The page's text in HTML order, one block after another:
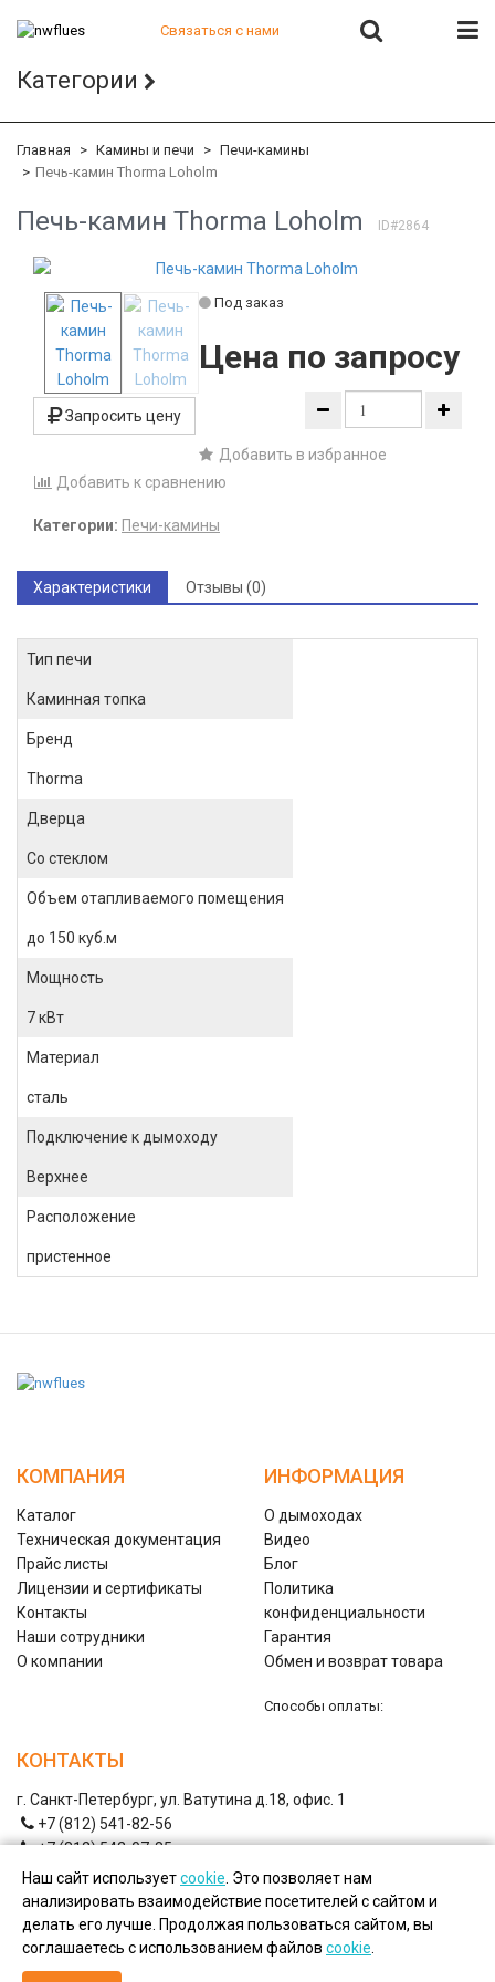
Связаться с нами
+7 (812) 542-07-85
+7 (812) 380-41-39
Категории
Главная Камины и печи
Печи-камины
Печь-камин Thorma Loholm
Печь-камин Thorma Loholm ID#2864
Под заказ
Цена по запросу
Запросить цену
Добавить в избранное
Добавить к сравнению
Категории: Печи-камины
Характеристики Отзывы (0)
Тип печи
Каминная топка
Бренд
Thorma
Дверца
Со стеклом
Объем отапливаемого помещения
до 150 куб.м
Мощность
7 кВт
Материал
сталь
Подключение к дымоходу
Верхнее
Расположение
пристенное
КОМПАНИЯ
Каталог
Техническая документация
Прайс листы
Лицензии и сертификаты
Контакты
Наши сотрудники
О компании
ИНФОРМАЦИЯ
О дымоходах
Видео
Блог
Политика
конфиденциальности
Гарантия
Обмен и возврат товара
Способы оплаты:
КОНТАКТЫ
г. Санкт-Петербург, ул. Ватутина д.18, офис. 1
+7 (812) 541-82-56
+7 (812) 542-07-85
+7 (812) 380-40-47
+7 (812) 380-41-39
Email:shop@nwflues.ru
Наш сайт используетcookie . Это позволяет нам
анализировать взаимодействие посетителей с сайтом и
делать его лучше. Продолжая пользоваться сайтом, вы
соглашаетесь с использованием файлов cookie